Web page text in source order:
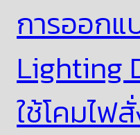
การออกแ
Lighting
ใช้โคมไฟ